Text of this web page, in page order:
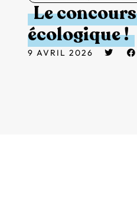
Le
écologique !
9 AVRIL 2026